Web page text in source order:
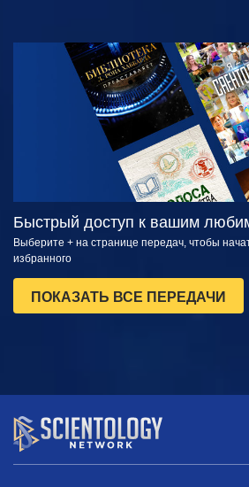
СМОТРЕТЬ
Быстрый доступ к вашим
Выберите + на странице передач, чтобы
избранного
ПОКАЗАТЬ ВСЕ ПЕРЕДАЧИ